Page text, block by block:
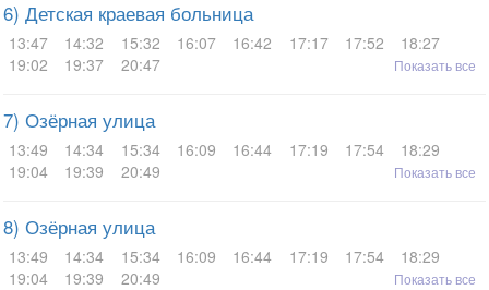
6) Детская краевая больница
13:47 14:32 15:32 16:07 16:42 17:17 17:52
18:27
19:02
19:37 20:47 Показать все
7) Озёрная улица
13:49 14:34 15:34 16:09 16:44 17:19 17:54
18:29
19:04
19:39 20:49 Показать все
8) Озёрная улица
13:49 14:34 15:34 16:09 16:44 17:19 17:54
18:29
19:04
19:39 20:49 Показать все